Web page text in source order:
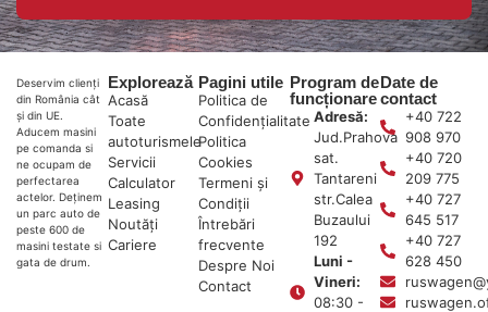
Deservim clienți
din România cât
și din UE.
Aducem masini
pe comanda si
ne ocupam de
perfectarea
actelor. Deținem
un parc auto de
peste 600 de
masini testate si
gata de drum.
Explorează
Acasă
Toate
autoturismele
Servicii
Calculator
Leasing
Noutăți
Cariere
Pagini utile
Politica de
Confidențialitate
Politica
Cookies
Termeni și
Condiții
Întrebări
frecvente
Despre Noi
Contact
Program de
funcționare
Adresă:
Jud.Prahova
sat.
Tantareni
str.Calea
Buzaului
192
Luni -
Vineri:
08:30 -
Date de
contact
+40 722
908 970
+40 720
209 775
+40 727
645 517
+40 727
628 450